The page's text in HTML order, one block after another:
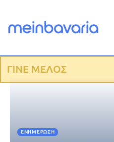
ΓΙΝΕ ΜΕΛΟΣ
ΕΝΗΜΈΡΩΣΗ